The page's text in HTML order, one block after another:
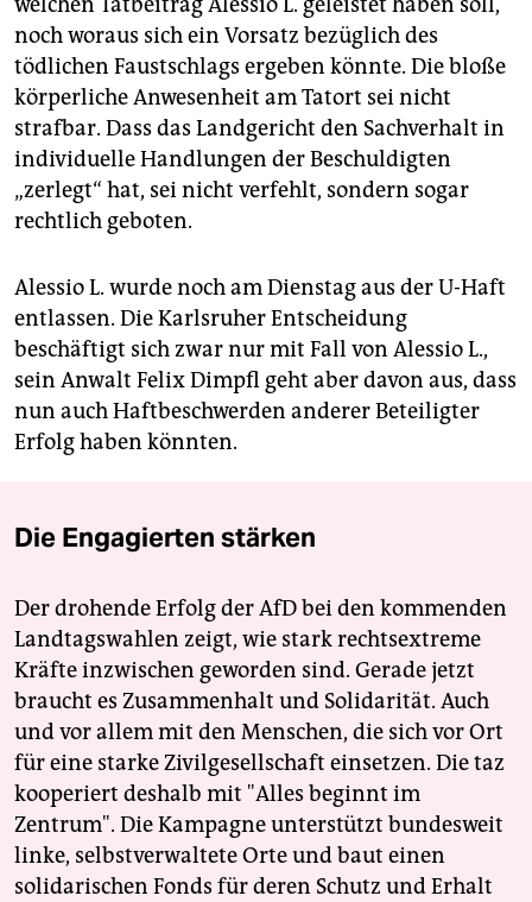
noch woraus sich ein Vorsatz bezüglich des
tödlichen Faustschlags ergeben könnte. Die bloße
körperliche Anwesenheit am Tatort sei nicht
strafbar. Dass das Landgericht den Sachverhalt in
individuelle Handlungen der Beschuldigten
„zerlegt“ hat, sei nicht verfehlt, sondern sogar
rechtlich geboten.
Alessio L. wurde noch am Dienstag aus der U-Haft
entlassen. Die Karlsruher Entscheidung
beschäftigt sich zwar nur mit Fall von Alessio L.,
sein Anwalt Felix Dimpfl geht aber davon aus, dass
nun auch Haftbeschwerden anderer Beteiligter
Erfolg haben könnten.
Die Engagierten stärken
Der drohende Erfolg der AfD bei den kommenden
Landtagswahlen zeigt, wie stark rechtsextreme
Kräfte inzwischen geworden sind. Gerade jetzt
braucht es Zusammenhalt und Solidarität. Auch
und vor allem mit den Menschen, die sich vor Ort
für eine starke Zivilgesellschaft einsetzen. Die taz
kooperiert deshalb mit "Alles beginnt im
Zentrum". Die Kampagne unterstützt bundesweit
linke, selbstverwaltete Orte und baut einen
solidarischen Fonds für deren Schutz und Erhalt